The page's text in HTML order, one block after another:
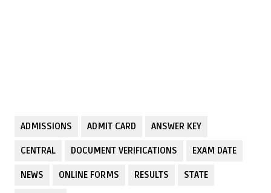
ADMISSIONS ADMIT CARD ANSWER KEY
CENTRAL DOCUMENT VERIFICATIONS EXAM DATE
NEWS ONLINE FORMS RESULTS STATE